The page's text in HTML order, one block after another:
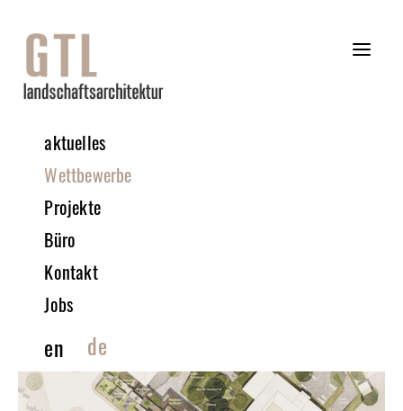
aktuelles
Wettbewerbe
Projekte
Büro
Kontakt
Jobs
en de